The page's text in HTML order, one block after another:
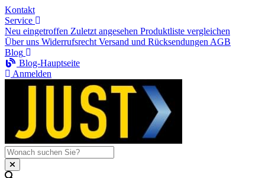
Kontakt
Service
Neu eingetroffen Zuletzt angesehen Produktliste vergleichen
Über uns Widerrufsrecht Versand und Rücksendungen AGB
Blog
Blog-Hauptseite
Anmelden